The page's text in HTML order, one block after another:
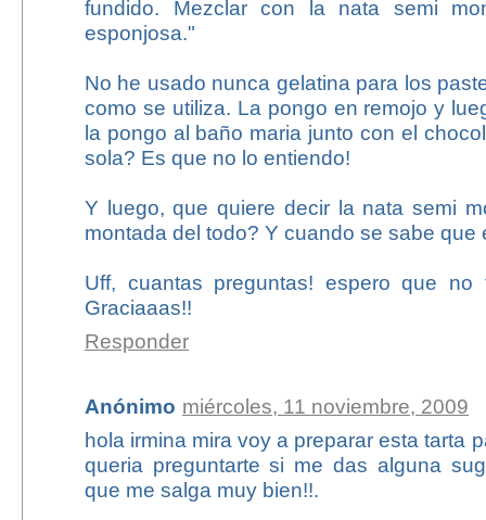
fundido. Mezclar con la nata semi
esponjosa."
No he usado nunca gelatina para los
como se utiliza. La pongo en remojo y
la pongo al baño maria junto con el
sola? Es que no lo entiendo!
Y luego, que quiere decir la nata semi
montada del todo? Y cuando se sabe que
Uff, cuantas preguntas! espero que no
Graciaaas!!
Responder
Anónimo miércoles, 11 noviembre, 2009
hola irmina mira voy a preparar esta tarta
queria preguntarte si me das alguna
que me salga muy bien!!.